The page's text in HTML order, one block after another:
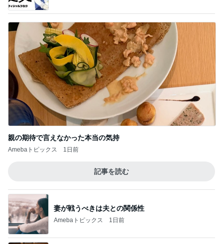
親の期待で言えなかった本当の気持
Amebaトピックス 1日前
記事を読む
妻が戦うべきは夫との関係性
Amebaトピックス 1日前